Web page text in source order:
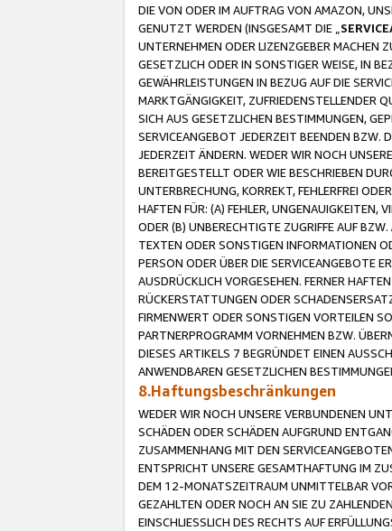
DIE VON ODER IM AUFTRAG VON AMAZON,
GENUTZT WERDEN (INSGESAMT DIE „
UNTERNEHMEN ODER LIZENZGEBER MACHEN
GESETZLICH ODER IN SONSTIGER WEISE, IN
GEWÄHRLEISTUNGEN IN BEZUG AUF DIE
MARKTGÄNGIGKEIT, ZUFRIEDENSTELLENDER
SICH AUS GESETZLICHEN BESTIMMUNGEN,
SERVICEANGEBOT JEDERZEIT BEENDEN BZW.
JEDERZEIT ÄNDERN. WEDER WIR NOCH
BEREITGESTELLT ODER WIE BESCHRIEBEN
UNTERBRECHUNG, KORREKT, FEHLERFREI
HAFTEN FÜR: (A) FEHLER, UNGENAUIGKEITEN,
ODER (B) UNBERECHTIGTE ZUGRIFFE AUF
TEXTEN ODER SONSTIGEN INFORMATIONEN
PERSON ODER ÜBER DIE SERVICEANGEBOTE
AUSDRÜCKLICH VORGESEHEN. FERNER
RÜCKERSTATTUNGEN ODER
FIRMENWERT ODER SONSTIGEN VORTEILEN
PARTNERPROGRAMM VORNEHMEN BZW.
DIESES ARTIKELS 7 BEGRÜNDET EINEN
ANWENDBAREN GESETZLICHEN
8.Haftungsbeschränkungen
WEDER WIR NOCH UNSERE VERBUNDENEN
SCHÄDEN ODER SCHÄDEN AUFGRUND
ZUSAMMENHANG MIT DEN
ENTSPRICHT UNSERE GESAMTHAFTUNG IM
DEM 12-MONATSZEITRAUM UNMITTELBAR
GEZAHLTEN ODER NOCH AN SIE ZU
EINSCHLIESSLICH DES RECHTS AUF